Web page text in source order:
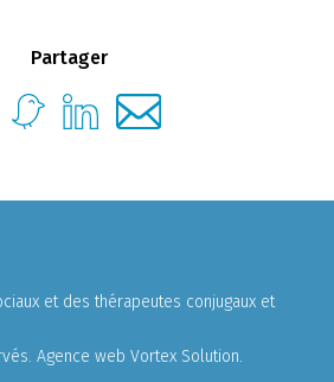
Partager
et des thérapeutes conjugaux et
Agence web Vortex Solution.